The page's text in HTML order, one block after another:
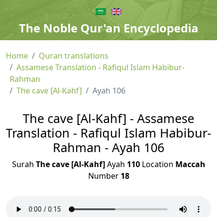
The Noble Qur'an Encyclopedia
Home
Quran translations
Assamese Translation - Rafiqul Islam Habibur-
Rahman
The cave [Al-Kahf]
Ayah 106
The cave [Al-Kahf] - Assamese
Translation - Rafiqul Islam Habibur-
Rahman - Ayah 106
Surah The cave [Al-Kahf]Ayah 110Location Maccah
Number 18